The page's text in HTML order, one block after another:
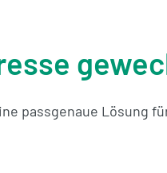
passgenaue Lösung